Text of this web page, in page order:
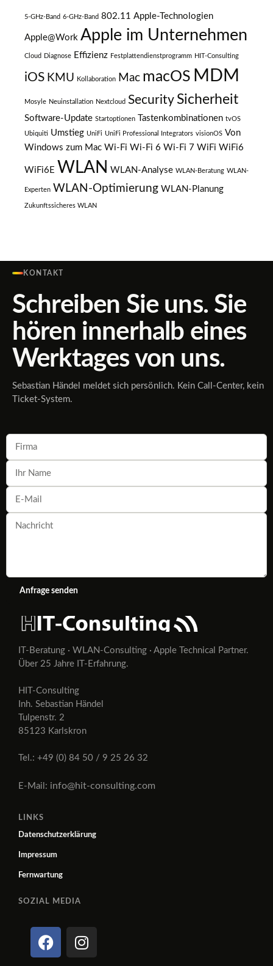
5-GHz-Band 6-GHz-Band 802.11 Apple-Technologien
Apple@Work Apple im Unternehmen
Cloud Diagnose Effizienz Festplattendienstprogramm HIT-Consulting
iOS KMU Kollaboration Mac macOS MDM
Mosyle Neuinstallation Nextcloud Security Sicherheit
Software-Update Startoptionen Tastenkombinationen tvOS
Ubiquiti Umstieg UniFi UniFi Professional Integrators visionOS Von
Windows zum Mac Wi-Fi Wi-Fi 6 Wi-Fi 7 WiFi WiFi6
WiFi6E WLAN WLAN-Analyse WLAN-Beratung WLAN-
Experten WLAN-Optimierung WLAN-Planung
Zukunftssicheres WLAN
KONTAKT
Schreiben Sie uns. Sie
hören innerhalb eines
Werktages von uns.
Sebastian Händel meldet sich persönlich. Kein Call-Center, kein
Ticket-System.
Anfrage senden
IT-Beratung · WLAN-Consulting · Apple Technical Partner.
Über 25 Jahre IT-Erfahrung.
HIT-Consulting
Inh. Sebastian Händel
Tulpenstr. 2
85123 Karlskron
Tel.: +49 (0) 84 50 / 9 25 26 32
E-Mail: info@hit-consulting.com
LINKS
Datenschutzerklärung
Impressum
Fernwartung
SOZIAL MEDIA